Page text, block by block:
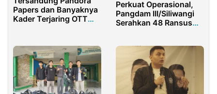
Papers dan Banyaknya
Kader Terjaring OTT
jadi Presiden
Perkuat Operasional,
Pangdam III/Siliwangi
Serahkan 48 Ransus